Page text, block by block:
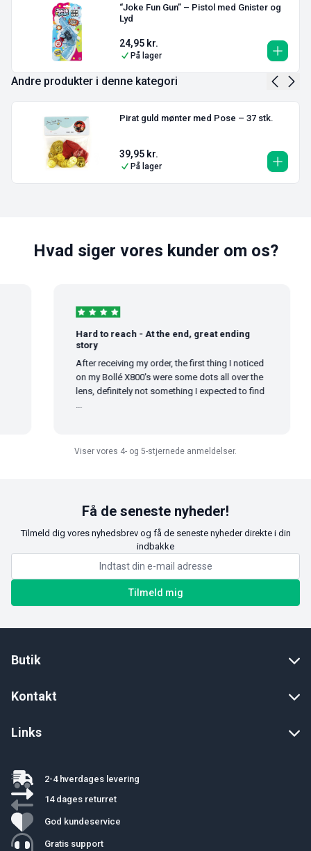
“Joke Fun Gun” – Pistol med Gnister og
Lyd
24,95 kr.
På lager
Andre produkter i denne kategori
Pirat guld mønter med Pose – 37 stk.
39,95 kr.
På lager
Hvad siger vores kunder om os?
Hard to reach - At the end, great ending
story
After receiving my order, the first thing I noticed
on my Bollé X800's were some dots all over the
lens, definitely not something I expected to find
Viser vores 4- og 5-stjernede anmeldelser.
Få de seneste nyheder!
Tilmeld dig vores nyhedsbrev og få de seneste nyheder direkte i din
indbakke
Tilmeld mig
Butik
Kontakt
Links
2-4 hverdages levering
14 dages returret
God kundeservice
Gratis support